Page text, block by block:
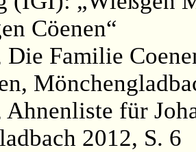
Cöenen“
Familie
für
2012, S. 6